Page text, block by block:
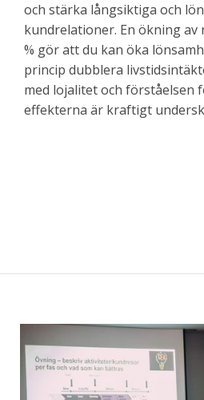
och stärka långsiktiga och
kundrelationer. En ökning av
% gör att du kan öka
princip dubblera
med lojalitet och förståelsen
effekterna är kraftigt